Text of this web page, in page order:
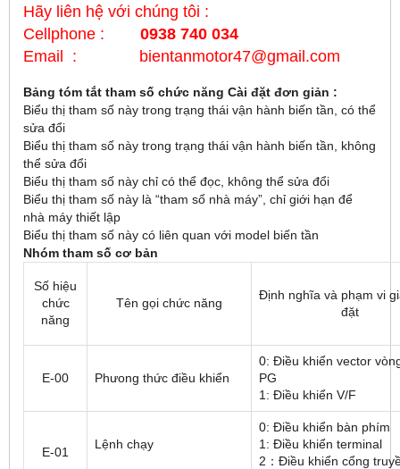
Hãy liên hệ với chúng tôi :
Cellphone : 0938 740 034
Email : bientanmotor47@gmail.com
Bảng tóm tắt tham số chức năng Cài đặt đơn giản :
Biểu thị tham số này trong trạng thái vận hành biến tần, có thể
sửa đổi
Biểu thị tham số này trong trạng thái vận hành biến tần, không
thể sửa đổi
Biểu thị tham số này chỉ có thể đọc, không thể sửa đổi
Biểu thị tham số này là “tham số nhà máy”, chỉ giới hạn để
nhà máy thiết lập
Biểu thị tham số này có liên quan với model biến tần
Nhóm tham số cơ bản
Số hiệu
chức
năng
Tên gọi chức năng
Định nghĩa và phạm vi
đặt
E-00 Phưong thức điều khiển
0: Điều khiển vector
PG
1: Điều khiển V/F
E-01
Lệnh chạy
0: Điều khiển bàn phím
1: Điều khiển terminal
2：Điều khiển cổng